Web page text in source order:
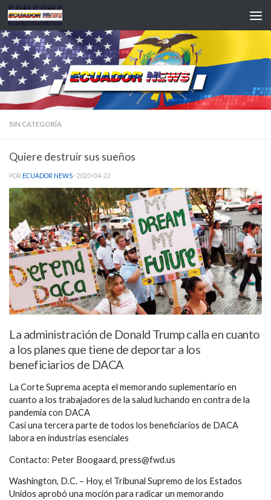
Saltar al contenido
SIN CATEGORÍA
Quiere destruir sus sueños
POR ECUADOR NEWS · 2020-04-22
La administración de Donald Trump calla en cuanto
a los planes que tiene de deportar a los
beneficiarios de DACA
La Corte Suprema acepta el memorando suplementario en
cuanto a los trabajadores de la salud luchando en contra de la
pandemia con DACA
Casi una tercera parte de todos los beneficiarios de DACA
labora en industrias esenciales
Contacto: Peter Boogaard, press@fwd.us
Washington, D.C. – Hoy, el Tribunal Supremo de los Estados
Unidos aprobó una moción para radicar un memorando